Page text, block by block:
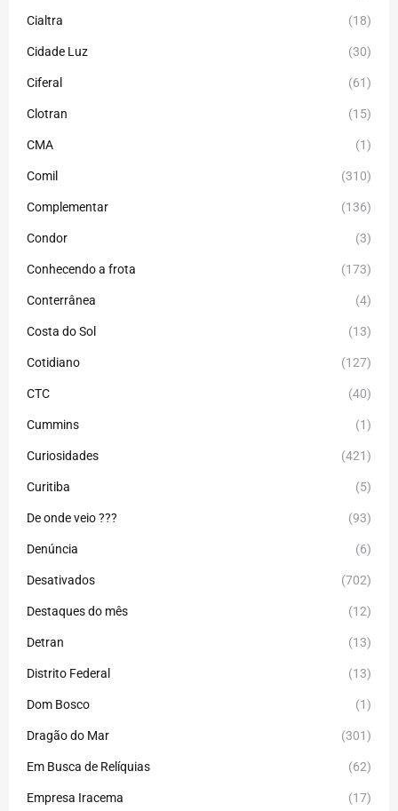
Cialtra (18)
Cidade Luz (30)
Ciferal (61)
Clotran (15)
CMA (1)
Comil (310)
Complementar (136)
Condor (3)
Conhecendo a frota (173)
Conterrânea (4)
Costa do Sol (13)
Cotidiano (127)
CTC (40)
Cummins (1)
Curiosidades (421)
Curitiba (5)
De onde veio ??? (93)
Denúncia (6)
Desativados (702)
Destaques do mês (12)
Detran (13)
Distrito Federal (13)
Dom Bosco (1)
Dragão do Mar (301)
Em Busca de Relíquias (62)
Empresa Iracema (17)